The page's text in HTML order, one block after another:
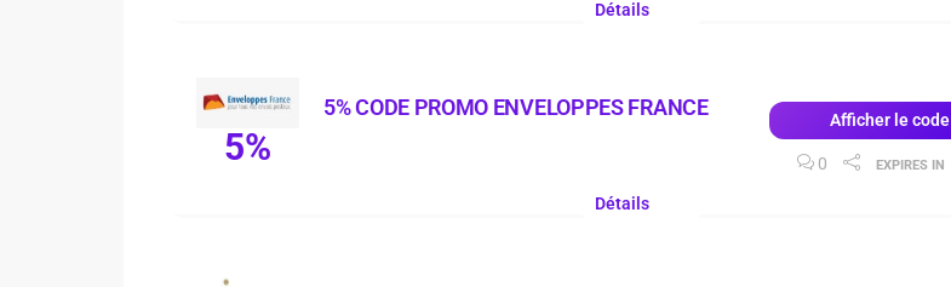
Détails
5%
5% CODE PROMO ENVELOPPES FRANCE Afficher le code
0 EXPIRES IN
Détails